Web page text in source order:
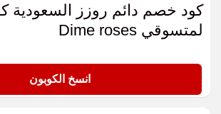
كود خصم دائم روزز السعودية
لمتسوقي Dime roses
انسخ الكوبون